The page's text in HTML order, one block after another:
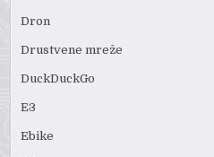
Dron
Drustvene mreže
DuckDuckGo
E3
Ebike